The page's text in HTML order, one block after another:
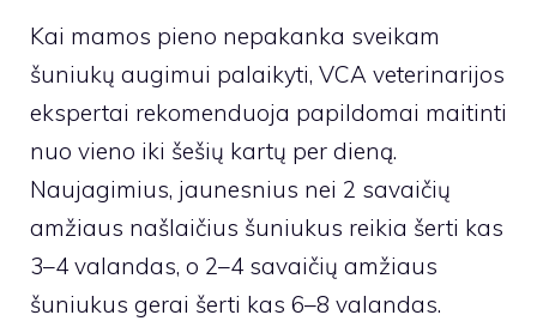
Kai mamos pieno nepakanka sveikam
šuniukų augimui palaikyti, VCA veterinarijos
ekspertai rekomenduoja papildomai maitinti
nuo vieno iki šešių kartų per dieną.
Naujagimius, jaunesnius nei 2 savaičių
amžiaus našlaičius šuniukus reikia šerti kas
3–4 valandas, o 2–4 savaičių amžiaus
šuniukus gerai šerti kas 6–8 valandas.